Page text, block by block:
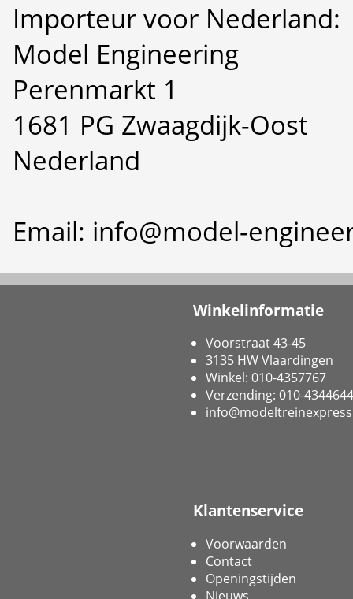
Importeur voor Nederland:
Model Engineering
Perenmarkt 1
1681 PG Zwaagdijk-Oost
Nederland
Email: info@model-
Winkelinformatie
Voorstraat 43-45
3135 HW Vlaardingen
Winkel: 010-4357767
Verzending: 010-4344644
Klantenservice
Voorwaarden
Contact
Openingstijden